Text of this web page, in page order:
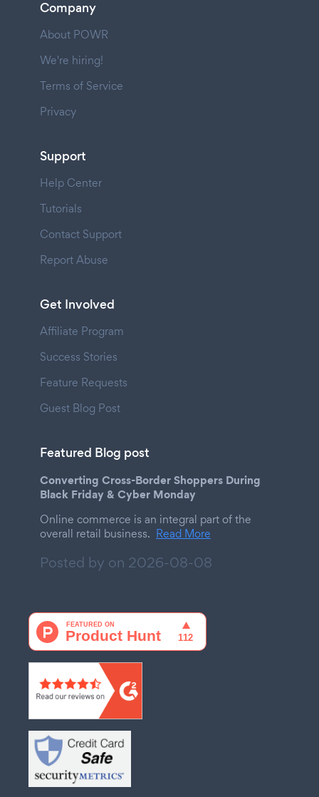
Company
About POWR
We're hiring!
Terms of Service
Privacy
Support
Help Center
Tutorials
Contact Support
Report Abuse
Get Involved
Affiliate Program
Success Stories
Feature Requests
Guest Blog Post
Featured Blog post
Converting Cross-Border Shoppers During
Black Friday & Cyber Monday
Online commerce is an integral part of the
overall retail business. Read More
Posted by on 2026-08-08